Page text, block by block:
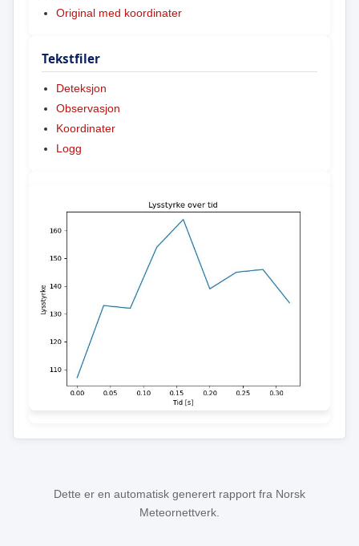
Original med koordinater
Tekstfiler
Deteksjon
Observasjon
Koordinater
Logg
Dette er en automatisk generert rapport fra Norsk
Meteornettverk.